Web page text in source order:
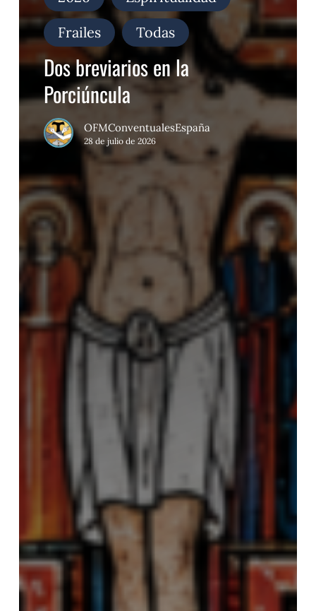
Porciúncula
Frailes
Todas
Dos breviarios en la
Porciúncula
OFMConventualesEspaña
28 de julio de 2026